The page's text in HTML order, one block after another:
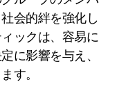
用可能性ヒュー
らのバイアス
ナビゲートし、
ちます。